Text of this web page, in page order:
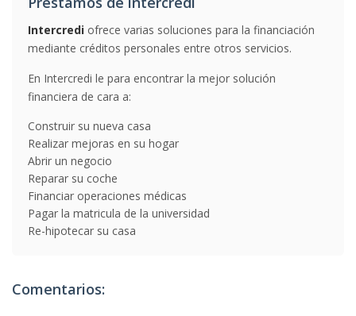
Intercredi ofrece varias soluciones para la financiación
mediante créditos personales entre otros servicios.
En Intercredi le para encontrar la mejor solución
financiera de cara a:
Construir su nueva casa
Realizar mejoras en su hogar
Abrir un negocio
Reparar su coche
Financiar operaciones médicas
Pagar la matricula de la universidad
Re-hipotecar su casa
Comentarios: